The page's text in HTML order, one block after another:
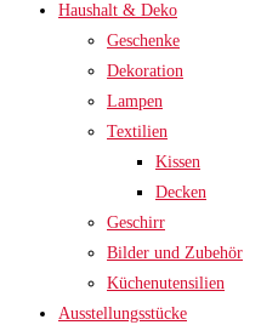
Haushalt & Deko
Geschenke
Dekoration
Lampen
Textilien
Kissen
Decken
Geschirr
Bilder und Zubehör
Küchenutensilien
Ausstellungsstücke